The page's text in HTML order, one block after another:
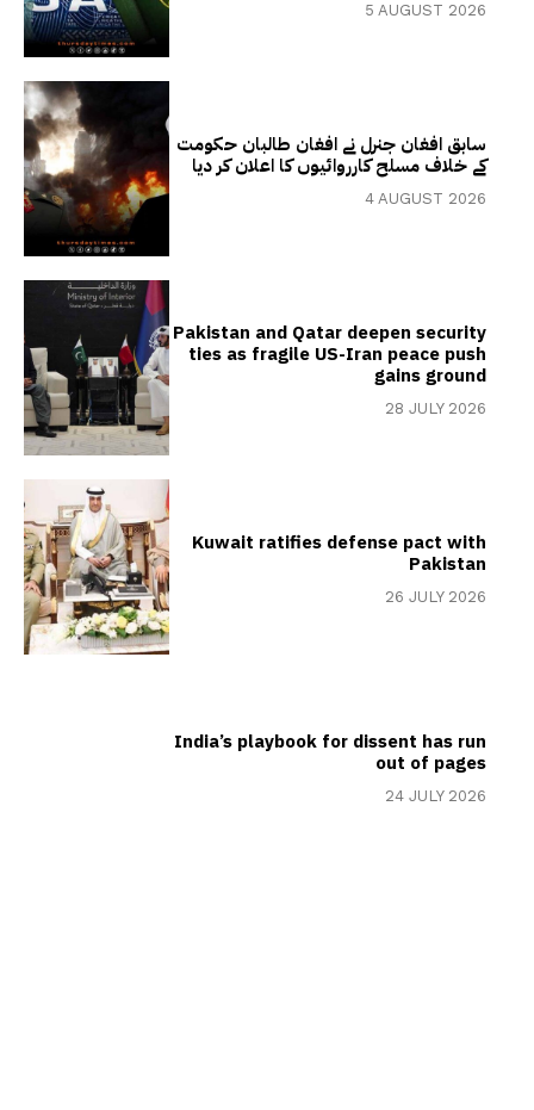
5 AUGUST 2026
سابق افغان جنرل نے افغان طالبان حکومت
کے خلاف مسلح کارروائیوں کا اعلان کر دیا
4 AUGUST 2026
Pakistan and Qatar deepen security
ties as fragile US-Iran peace push
gains ground
28 JULY 2026
Kuwait ratifies defense pact with
Pakistan
26 JULY 2026
India’s playbook for dissent has run
out of pages
24 JULY 2026